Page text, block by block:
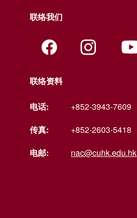
联络我们
联络资料
电话:
+852-3943-7609
传真:
+852-2603-5418
电邮:
nac@cuhk.edu.hk